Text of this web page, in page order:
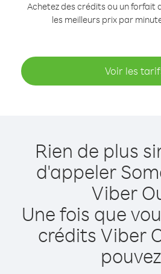
Achetez des crédits ou un forfait
les meilleurs prix par
Voir les
Rien de plus
d'appeler
Viber
Une fois que
crédits Viber